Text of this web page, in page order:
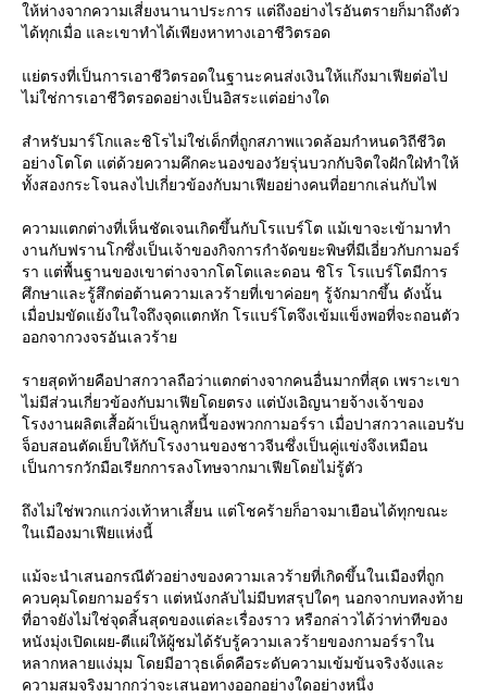
ห้ห่างจากความเสี่ยงนานาประการ แต่ถึงอย่างไรอันตรายก็มาถึงตัว
ได้ทุกเมื่อ และเขาทำได้เพียงหาทางเอาชีวิตรอด
่ตรงที่เป็นการเอาชีวิตรอดในฐานะคนส่งเงินให้แก๊งมาเฟียต่อไป
ไม่ใช่การเอาชีวิตรอดอย่างเป็นอิสระแต่อย่างใด
สำหรับมาร์โกและชิโรไม่ใช่เด็กที่ถูกสภาพแวดล้อมกำหนดวิถีชีวิต
อย่างโตโต แต่ด้วยความคึกคะนองของวัยรุ่นบวกกับจิตใจฝักใฝ่ทำให้
ทั้งสองกระโจนลงไปเกี่ยวข้องกับมาเฟียอย่างคนที่อยากเล่นกับไฟ
ความแตกต่างที่เห็นชัดเจนเกิดขึ้นกับโรแบร์โต แม้เขาจะเข้ามาทำ
งานกับฟรานโกซึ่งเป็นเจ้าของกิจการกำจัดขยะพิษที่มีเอี่ยวกับกามอร์
รา แต่พื้นฐานของเขาต่างจากโตโตและดอน ชิโร โรแบร์โตมีการ
ศึกษาและรู้สึกต่อต้านความเลวร้ายที่เขาค่อยๆ รู้จักมากขึ้น ดังนั้น
เมื่อปมขัดแย้งในใจถึงจุดแตกหัก โรแบร์โตจึงเข้มแข็งพอที่จะถอนตัว
ออกจากวงจรอันเลวร้า
รายสุดท้ายคือปาสกวาลถือว่าแตกต่างจากคนอื่นมากที่สุด เพราะเขา
ไม่มีส่วนเกี่ยวข้องกับมาเฟียโดยตรง แต่บังเอิญนายจ้างเจ้าของ
รงงานผลิตเสื้อผ้าเป็นลูกหนี้ของพวกกามอร์รา เมื่อปาสกวาลแอบรับ
จ็อบสอนตัดเย็บให้กับโรงงานของชาวจีนซึ่งเป็นคู่แข่งจึงเหมือน
เป็นการกวักมือเรียกการลงโทษจากมาเฟียโดยไม่รู้ตัว
ถึงไม่ใช่พวกแกว่งเท้าหาเสี้ยน แต่โชคร้ายก็อาจมาเยือนได้ทุกขณะ
นเมืองมาเฟียแห่งนี้
ม้จะนำเสนอกรณีตัวอย่างของความเลวร้ายที่เกิดขึ้นในเมืองที่ถูก
ควบคุมโดยกามอร์รา แต่หนังกลับไม่มีบทสรุปใดๆ นอกจากบทลงท้า
ที่อาจยังไม่ใช่จุดสิ้นสุดของแต่ละเรื่องราว หรือกล่าวได้ว่าท่าทีของ
หนังมุ่งเปิดเผย-ตีแผ่ให้ผู้ชมได้รับรู้ความเลวร้ายของกามอร์ราใน
หลากหลายแง่มุม โดยมีอาวุธเด็ดคือระดับความเข้มข้นจริงจังและ
ความสมจริงมากกว่าจะเสนอทางออกอย่างใดอย่างหนึ่ง